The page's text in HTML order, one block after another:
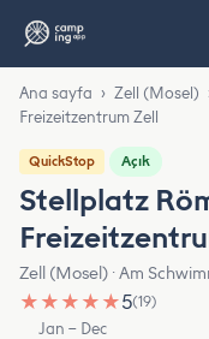
Ana sayfa › Zell (Mosel)
Freizeitzentrum Zell
QuickStop Açık
Stellplatz
Zell (Mosel) · Am
★ ★ ★ ★ ★5(19)
Jan – Dec